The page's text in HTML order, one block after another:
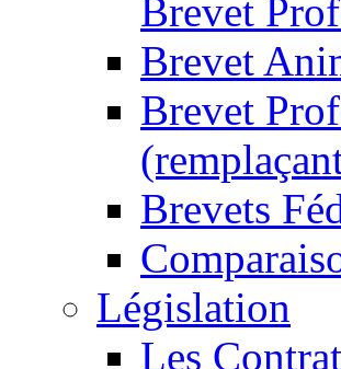
Brevet
Brevet
Brevet
Brevets
Législation
Les